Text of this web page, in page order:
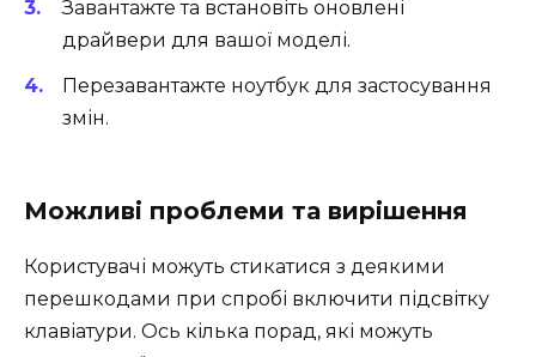
Завантажте та встановіть оновлені
драйвери для вашої моделі.
Перезавантажте ноутбук для застосування
змін.
Можливі проблеми та вирішення
Користувачі можуть стикатися з деякими
перешкодами при спробі включити підсвітку
клавіатури. Ось кілька порад, які можуть